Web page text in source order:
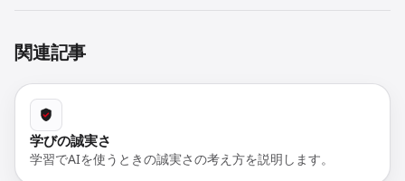
関連記事
学びの誠実さ
学習でAIを使うときの誠実さの考え方を説明します。